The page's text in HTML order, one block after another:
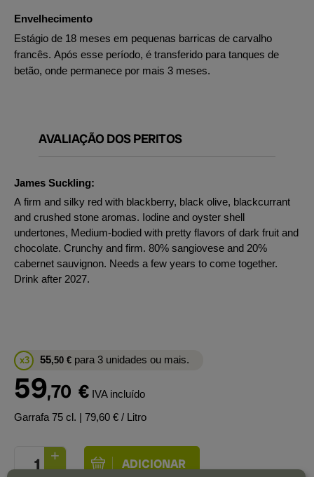
Envelhecimento
Estágio de 18 meses em pequenas barricas de carvalho
francês. Após esse período, é transferido para tanques de
betão, onde permanece por mais 3 meses.
AVALIAÇÃO DOS PERITOS
James Suckling:
A firm and silky red with blackberry, black olive, blackcurrant
and crushed stone aromas. Iodine and oyster shell
undertones, Medium-bodied with pretty flavors of dark fruit and
chocolate. Crunchy and firm. 80% sangiovese and 20%
cabernet sauvignon. Needs a few years to come together.
Drink after 2027.
x3 55,50 € para 3 unidades ou mais.
59,70 € IVA incluído
Garrafa 75 cl. | 79,60 € / Litro